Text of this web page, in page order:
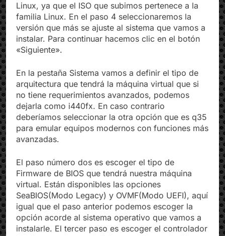
Kernel u Otros. En este caso seleccionaremos
Linux, ya que el ISO que subimos pertenece a la
familia Linux. En el paso 4 seleccionaremos la
versión que más se ajuste al sistema que vamos a
instalar. Para continuar hacemos clic en el botón
En la pestaña Sistema vamos a definir el tipo de
arquitectura que tendrá la máquina virtual que si
no tiene requerimientos avanzados, podemos
dejarla como i440fx. En caso contrario
deberíamos seleccionar la otra opción que es q35
para emular equipos modernos con funciones más
El paso número dos es escoger el tipo de
Firmware de BIOS que tendrá nuestra máquina
virtual. Están disponibles las opciones
SeaBIOS(Modo Legacy) y OVMF(Modo UEFI), aquí
igual que el paso anterior podemos escoger la
opción acorde al sistema operativo que vamos a